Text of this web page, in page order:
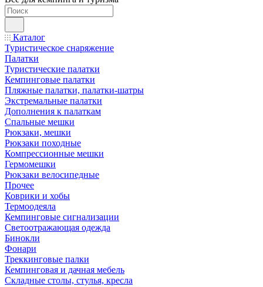
Каталог
Туристическое снаряжение
Палатки
Туристические палатки
Кемпинговые палатки
Пляжные палатки, палатки-шатры
Экстремальные палатки
Дополнения к палаткам
Спальные мешки
Рюкзаки, мешки
Рюкзаки походные
Компрессионные мешки
Гермомешки
Рюкзаки велосипедные
Прочее
Коврики и хобы
Термоодеяла
Кемпинговые сигнализации
Светоотражающая одежда
Бинокли
Фонари
Треккинговые палки
Кемпинговая и дачная мебель
Складные столы, стулья, кресла